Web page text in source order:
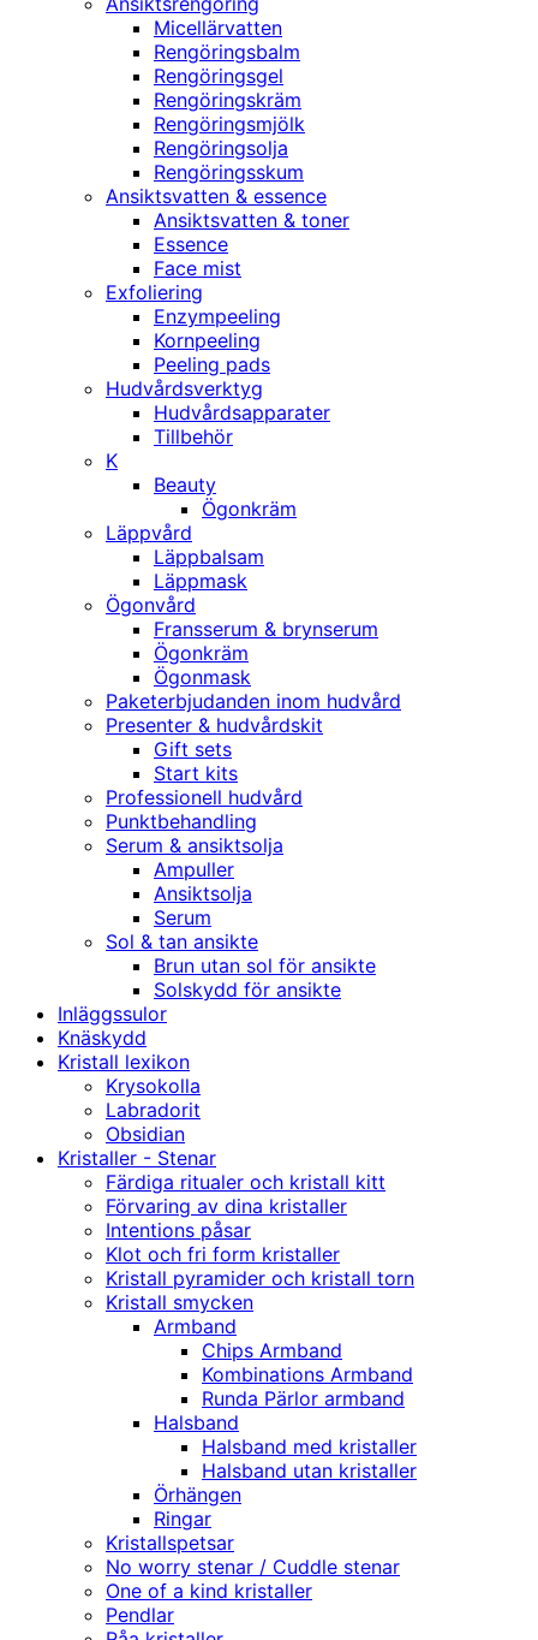
Micellärvatten
Rengöringsbalm
Rengöringsgel
Rengöringskräm
Rengöringsmjölk
Rengöringsolja
Rengöringsskum
Ansiktsvatten & essence
Ansiktsvatten & toner
Essence
Face mist
Exfoliering
Enzympeeling
Kornpeeling
Peeling pads
Hudvårdsverktyg
Hudvårdsapparater
Tillbehör
K
Beauty
Ögonkräm
Läppvård
Läppbalsam
Läppmask
Ögonvård
Fransserum & brynserum
Ögonkräm
Ögonmask
Paketerbjudanden inom hudvård
Presenter & hudvårdskit
Gift sets
Start kits
Professionell hudvård
Punktbehandling
Serum & ansiktsolja
Ampuller
Ansiktsolja
Serum
Sol & tan ansikte
Brun utan sol för ansikte
Solskydd för ansikte
Inläggssulor
Knäskydd
Kristall lexikon
Krysokolla
Labradorit
Obsidian
Kristaller - Stenar
Färdiga ritualer och kristall kitt
Förvaring av dina kristaller
Intentions påsar
Klot och fri form kristaller
Kristall pyramider och kristall torn
Kristall smycken
Armband
Chips Armband
Kombinations Armband
Runda Pärlor armband
Halsband
Halsband med kristaller
Halsband utan kristaller
Örhängen
Ringar
Kristallspetsar
No worry stenar / Cuddle stenar
One of a kind kristaller
Pendlar